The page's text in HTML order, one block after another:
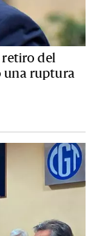
del
una ruptura